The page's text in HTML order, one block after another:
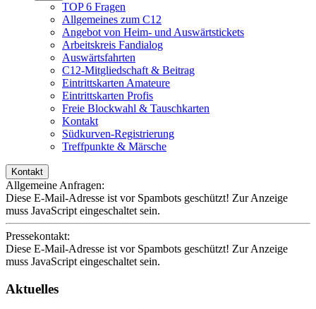
TOP 6 Fragen
Allgemeines zum C12
Angebot von Heim- und Auswärtstickets
Arbeitskreis Fandialog
Auswärtsfahrten
C12-Mitgliedschaft & Beitrag
Eintrittskarten Amateure
Eintrittskarten Profis
Freie Blockwahl & Tauschkarten
Kontakt
Südkurven-Registrierung
Treffpunkte & Märsche
Kontakt
Allgemeine Anfragen:
Diese E-Mail-Adresse ist vor Spambots geschützt! Zur Anzeige
muss JavaScript eingeschaltet sein.
Pressekontakt:
Diese E-Mail-Adresse ist vor Spambots geschützt! Zur Anzeige
muss JavaScript eingeschaltet sein.
Aktuelles